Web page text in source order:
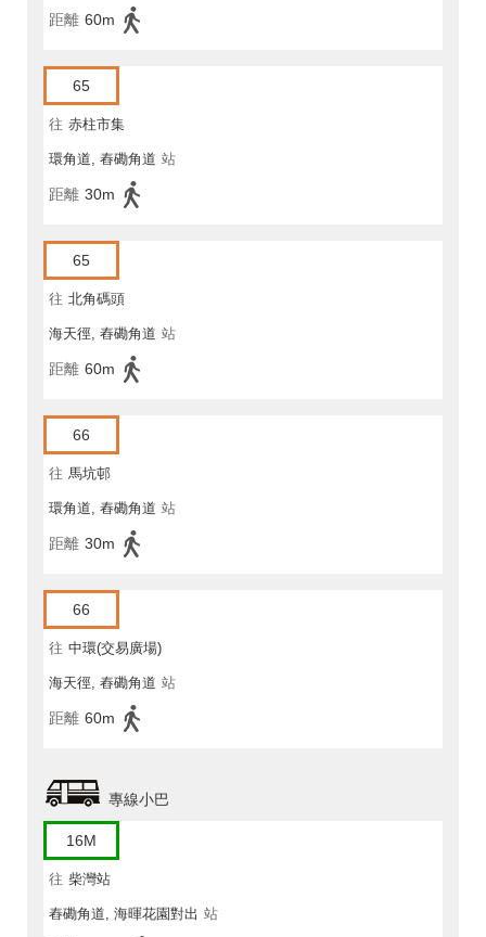
距離 60m
65
往 赤柱市集
環角道, 舂磡角道 站
距離 30m
65
往 北角碼頭
海天徑, 舂磡角道 站
距離 60m
66
往 馬坑邨
環角道, 舂磡角道 站
距離 30m
66
往 中環(交易廣場)
海天徑, 舂磡角道 站
距離 60m
專線小巴
16M
往 柴灣站
舂磡角道, 海暉花園對出 站